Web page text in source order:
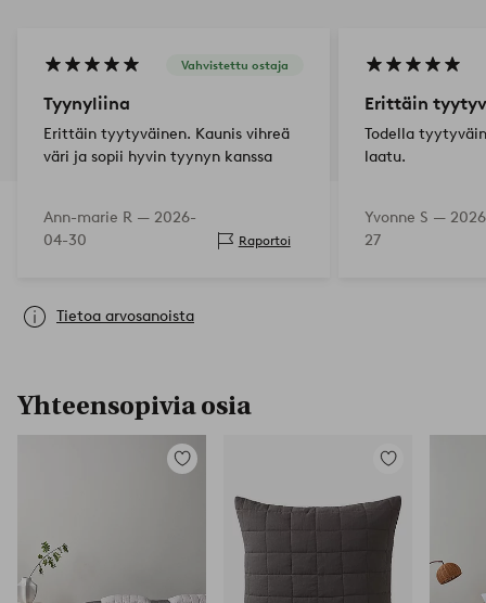
Vahvistettu ostaja
Tyynyliina
Erittäin tyytyväinen. Kaunis vihreä
väri ja sopii hyvin tyynyn kanssa
Ann-marie R — 2026-
04-30
Raportoi
Erittäin
Todella
laatu.
Yvonne S —
27
Tietoa arvosanoista
Yhteensopivia osia
Lisää
Lisää